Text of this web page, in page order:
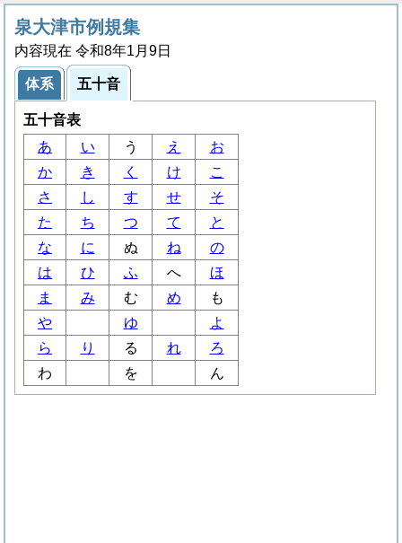
泉大津市例規集
内容現在 令和8年1月9日
体系 五十音
五十音表
あ
い う え
お
か
き く け
こ
さ
し す せ
そ
た
ち つ て
と
な
に ぬ ね
の
は
ひ ふ へ
ほ
ま
み む め
も
や
ゆ
よ
ら
り る れ
ろ
わ
を ん